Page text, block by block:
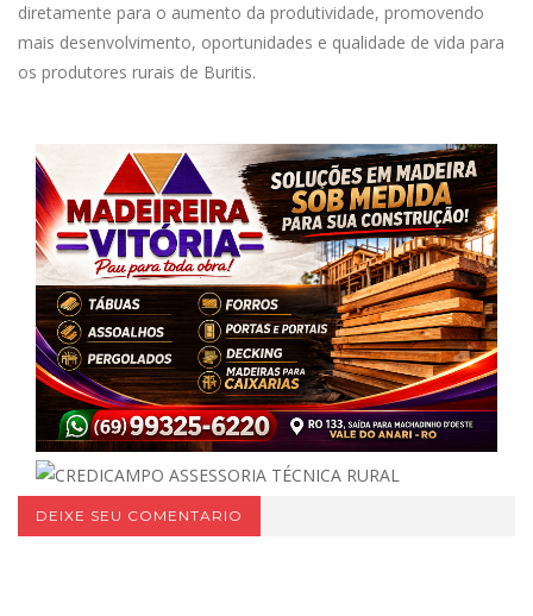
diretamente para o aumento da produtividade, promovendo
mais desenvolvimento, oportunidades e qualidade de vida para
os produtores rurais de Buritis.
DEIXE SEU COMENTARIO